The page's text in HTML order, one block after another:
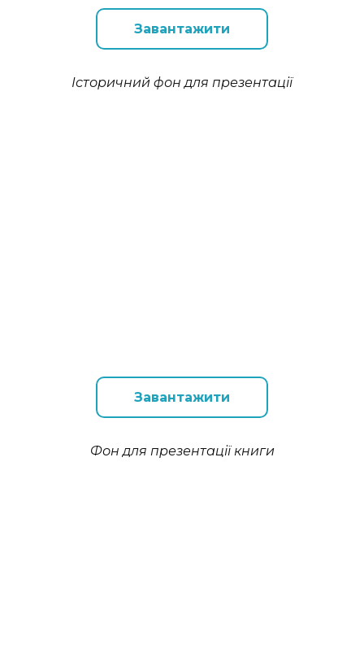
Завантажити
Історичний фон для презентації
Завантажити
Фон для презентації книги